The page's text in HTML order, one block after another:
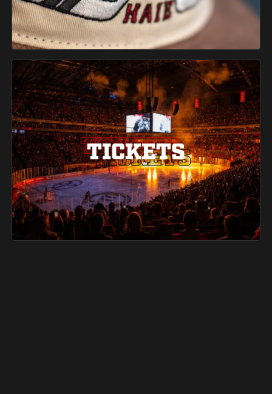
TICKETS
TICKETS
TICKETS